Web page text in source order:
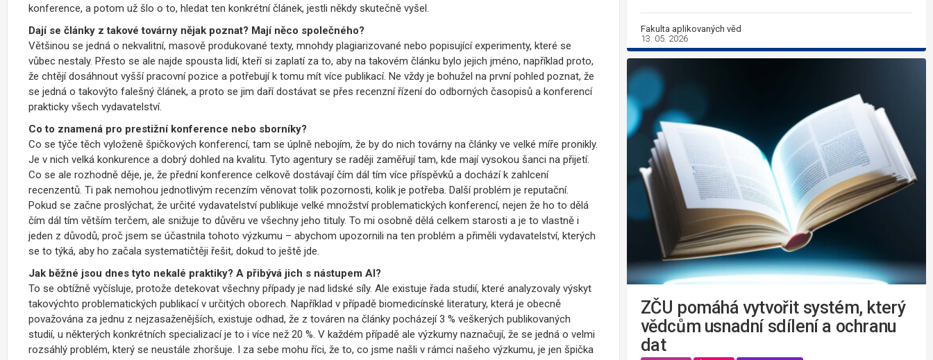
konference, a potom už šlo o to, hledat ten konkrétní článek, jestli někdy skutečně vyšel.
Dají se články z takové továrny nějak poznat? Mají něco společného?
Většinou se jedná o nekvalitní, masově produkované texty, mnohdy plagiarizované nebo popisující experimenty, které se
vůbec nestaly. Přesto se ale najde spousta lidí, kteří si zaplatí za to, aby na takovém článku bylo jejich jméno, například proto,
že chtějí dosáhnout vyšší pracovní pozice a potřebují k tomu mít více publikací. Ne vždy je bohužel na první pohled poznat, že
se jedná o takovýto falešný článek, a proto se jim daří dostávat se přes recenzní řízení do odborných časopisů a konferencí
prakticky všech vydavatelství.
Co to znamená pro prestižní konference nebo sborníky?
Co se týče těch vyloženě špičkových konferencí, tam se úplně nebojím, že by do nich továrny na články ve velké míře pronikly.
Je v nich velká konkurence a dobrý dohled na kvalitu. Tyto agentury se raději zaměřují tam, kde mají vysokou šanci na přijetí.
Co se ale rozhodně děje, je, že přední konference celkově dostávají čím dál tím více příspěvků a dochází k zahlcení
recenzentů. Ti pak nemohou jednotlivým recenzím věnovat tolik pozornosti, kolik je potřeba. Další problém je reputační.
Pokud se začne proslýchat, že určité vydavatelství publikuje velké množství problematických konferencí, nejen že ho to dělá
čím dál tím větším terčem, ale snižuje to důvěru ve všechny jeho tituly. To mi osobně dělá celkem starosti a je to vlastně i
jeden z důvodů, proč jsem se účastnila tohoto výzkumu – abychom upozornili na ten problém a přiměli vydavatelství, kterých
se to týká, aby ho začala systematičtěji řešit, dokud to ještě jde.
Jak běžné jsou dnes tyto nekalé praktiky? A přibývá jich s nástupem AI?
To se obtížně vyčísluje, protože detekovat všechny případy je nad lidské síly. Ale existuje řada studií, které analyzovaly výskyt
takovýchto problematických publikací v určitých oborech. Například v případě biomedicínské literatury, která je obecně
považována za jednu z nejzasaženějších, existuje odhad, že z továren na články pocházejí 3 % veškerých publikovaných
studií, u některých konkrétních specializací je to i více než 20 %. V každém případě ale výzkumy naznačují, že se jedná o velmi
rozsáhlý problém, který se neustále zhoršuje. I za sebe mohu říci, že to, co jsme našli v rámci našeho výzkumu, je jen špička
Fakulta aplikovaných věd
13. 05. 2026
ZČU pomáhá vytvořit systém, který
vědcům usnadní sdílení a ochranu
dat